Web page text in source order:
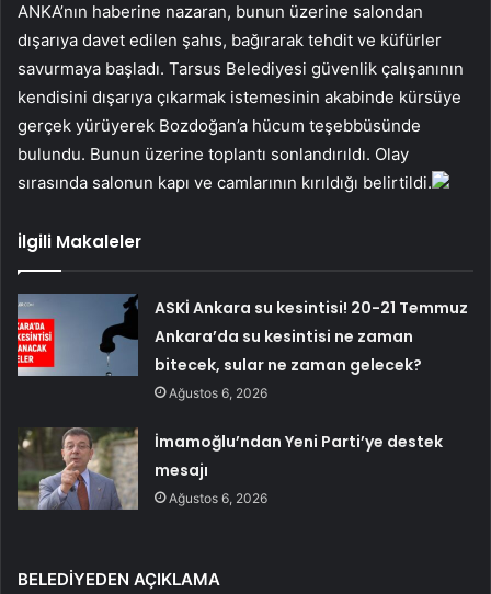
ANKA’nın haberine nazaran, bunun üzerine salondan
dışarıya davet edilen şahıs, bağırarak tehdit ve küfürler
savurmaya başladı. Tarsus Belediyesi güvenlik çalışanının
kendisini dışarıya çıkarmak istemesinin akabinde kürsüye
gerçek yürüyerek Bozdoğan’a hücum teşebbüsünde
bulundu. Bunun üzerine toplantı sonlandırıldı. Olay
sırasında salonun kapı ve camlarının kırıldığı belirtildi.
İlgili Makaleler
ASKİ Ankara su kesintisi! 20-21 Temmuz
Ankara’da su kesintisi ne zaman
bitecek, sular ne zaman gelecek?
Ağustos 6, 2026
İmamoğlu’ndan Yeni Parti’ye destek
mesajı
Ağustos 6, 2026
BELEDİYEDEN AÇIKLAMA